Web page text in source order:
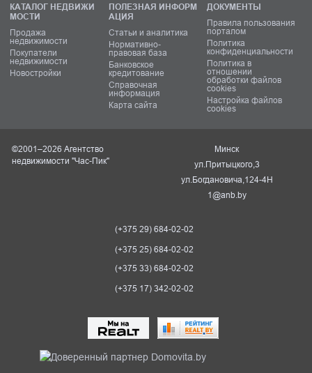
КАТАЛОГ НЕДВИЖИ
МОСТИ
Продажа
недвижимости
Покупатели
недвижимости
Новостройки
ПОЛЕЗНАЯ ИНФОРМ
АЦИЯ
Статьи и аналитика
Нормативно-
правовая база
Банковское
кредитование
Справочная
информация
Карта сайта
ДОКУМЕНТЫ
Правила пользования
порталом
Политика
конфиденциальности
Политика в
отношении
обработки файлов
cookies
Настройка файлов
cookies
©2001–2026 Агентство
недвижимости "Час-Пик"
Минск
ул.Притыцкого,3
ул.Богдановича,124-4Н
1@anb.by
(+375 29) 684-02-02
(+375 25) 684-02-02
(+375 33) 684-02-02
(+375 17) 342-02-02